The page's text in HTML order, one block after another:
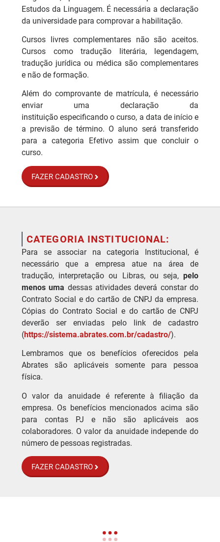
Estudos da Linguagem. É necessária a declaração
da universidade para comprovar a habilitação.
Cursos livres complementares não são aceitos.
Cursos como tradução literária, legendagem,
tradução jurídica ou médica são complementares
e não de formação.
Além do comprovante de matrícula, é necessário
enviar uma declaração da
instituição especificando o curso, a data de início e
a previsão de término. O aluno será transferido
para a categoria Efetivo assim que concluir o
curso.
FAZER CADASTRO
CATEGORIA INSTITUCIONAL:
Para se associar na categoria Institucional, é
necessário que a empresa atue na área de
tradução, interpretação ou Libras, ou seja, pelo
menos uma dessas atividades deverá constar do
Contrato Social e do cartão de CNPJ da empresa.
Cópias do Contrato Social e do cartão de CNPJ
deverão ser enviadas pelo link de cadastro
(https://sistema.abrates.com.br/cadastro/).
Lembramos que os benefícios oferecidos pela
Abrates são aplicáveis somente para pessoa
física.
O valor da anuidade é referente à filiação da
empresa. Os benefícios mencionados acima são
para contas PJ e não são aplicáveis aos
colaboradores. O valor da anuidade independe do
número de pessoas registradas.
FAZER CADASTRO